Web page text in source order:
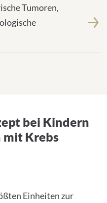
Tumoren,
bei Kindern
Krebs
bei Kindern
mit Krebs
Einheiten zur